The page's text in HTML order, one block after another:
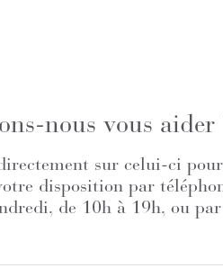
nous vous aider
sur celui-ci
disposition par
de 10h à 19h, ou par